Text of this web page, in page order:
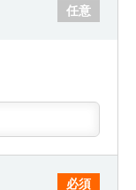
任意
必須